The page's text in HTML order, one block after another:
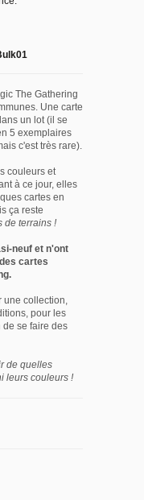
The Gathering
Une carte
un lot (il se
5 exemplaires
c'est très rare).
couleurs et
à ce jour, elles
cartes en
ça reste
de terrains !
neuf et n'ont
cartes
une collection,
pour les
de se faire des
de quelles
leurs couleurs !